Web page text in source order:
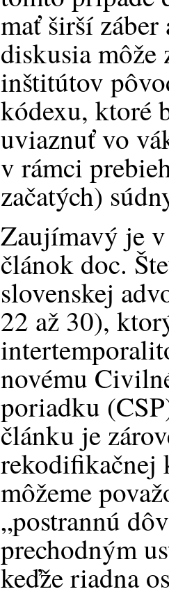
mať širší
diskusia môže
inštitútov
kódexu, ktoré
uviaznuť vo
v rámci
začatých)
Zaujímavý je
článok doc.
slovenskej
22 až 30),
novému
poriadku
článku je
rekodifikačnej
môžeme
„postrannú
prechodným
keďže riadna